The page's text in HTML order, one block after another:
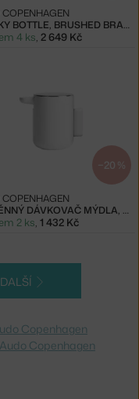
MLÝNKY BOTTLE, BRUSHED BRASS
4 ks 2 649 Kč
−20 %
NÁSTĚNNÝ DÁVKOVAČ MÝDLA, WHITE
2 ks, 1 432 Kč
DALŠÍ
Copenhagen
Audo Copenhagen